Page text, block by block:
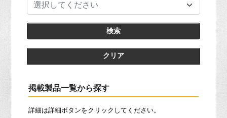
選択してください
クリア
掲載製品一覧から探す
詳細は詳細ボタンをクリックしてください。